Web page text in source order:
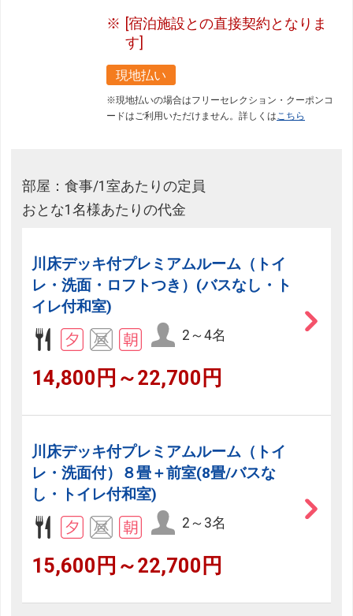
[宿泊施設との直接契約となりま
す]
現地払い
※現地払いの場合はフリーセレクション・クーポンコ
ードはご利用いただけません。詳しくは こちら
部屋：食事/1室あたりの定員
おとな1名様あたりの代金
川床デッキ付プレミアムルーム（トイ
レ・洗面・ロフトつき）(バスなし・ト
イレ付和室)
2～4名
14,800円～22,700円
川床デッキ付プレミアムルーム（トイ
レ・洗面付）８畳＋前室(8畳/バスな
し・トイレ付和室)
2～3名
15,600円～22,700円